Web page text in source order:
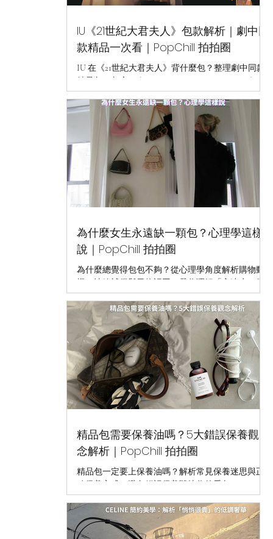
IU《21世紀大君夫人》包款解析｜劇中同
款精品一次看｜PopChill 拍拍圈
IU 在《21世紀大君夫人》背什麼包？整理劇中同款
精品包，包含 Celine、Dior、Louis Vuitton、Delvaux
等熱門品牌，帶你一次看懂話題包款與搭配亮點。
為什麼女生永遠缺一顆包？心理學這樣
說｜PopChill 拍拍圈
為什麼總覺得包包不夠？從心理學角度解析購物動
機、情緒補償與風格認同，帶你理解「永遠少一個
包」的原因。
精品包需要保養油嗎？5大錯誤保養觀
念解析｜PopChill 拍拍圈
精品包一定要上保養油嗎？解析常見保養迷思與正
確保養方式，避免錯誤保養毀掉你的愛包。